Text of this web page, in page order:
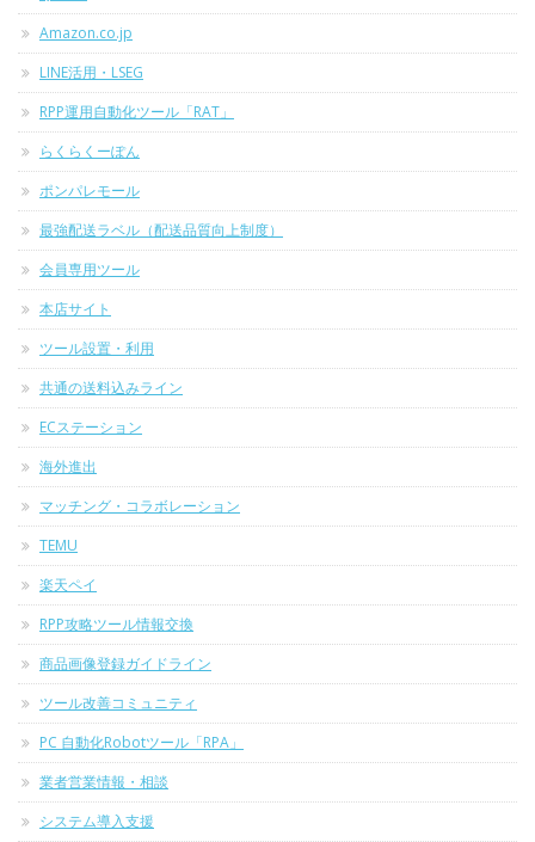
Amazon.co.jp
LINE活用・LSEG
RPP運用自動化ツール「RAT」
らくらくーぽん
ポンパレモール
最強配送ラベル（配送品質向上制度）
会員専用ツール
本店サイト
ツール設置・利用
共通の送料込みライン
ECステーション
海外進出
マッチング・コラボレーション
TEMU
楽天ペイ
RPP攻略ツール情報交換
商品画像登録ガイドライン
ツール改善コミュニティ
PC 自動化Robotツール「RPA」
業者営業情報・相談
システム導入支援